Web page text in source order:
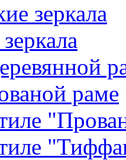
зеркала
раме